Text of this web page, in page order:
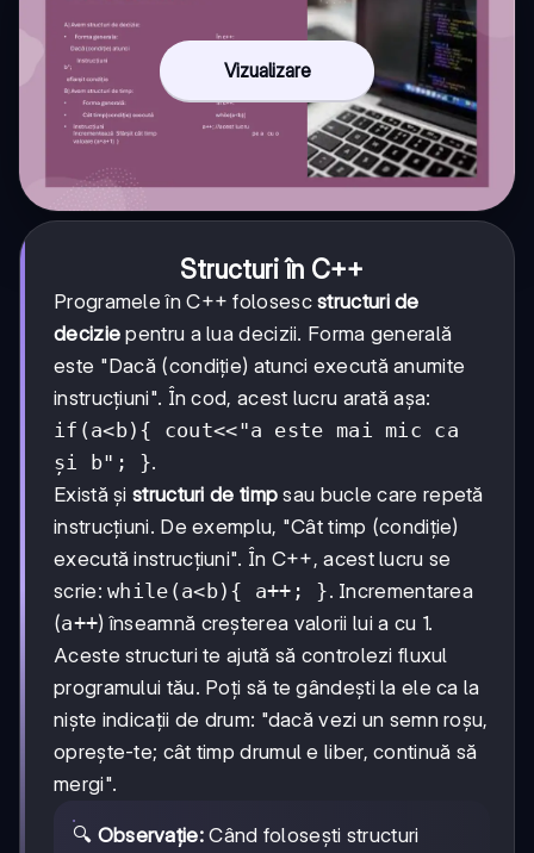
Vizualizare
Structuri în C++
Programele în C++ folosescstructuri de
decizie pentru a lua decizii. Forma generală
este "Dacă (condiție) atunci execută anumite
instrucțiuni". În cod, acest lucru arată așa:
if(a<b){ cout<<"a este mai mic ca
și b"; }.
Există și structuri de timp sau bucle care repetă
instrucțiuni. De exemplu, "Cât timp (condiție)
execută instrucțiuni". În C++, acest lucru se
scrie:while(a<b){ a++; }. Incrementarea
(a++) înseamnă creșterea valorii lui a cu 1.
Aceste structuri te ajută să controlezi fluxul
programului tău. Poți să te gândești la ele ca la
niște indicații de drum: "dacă vezi un semn roșu,
oprește-te; cât timp drumul e liber, continuă să
mergi".
🔍 Observație:Când folosești structuri